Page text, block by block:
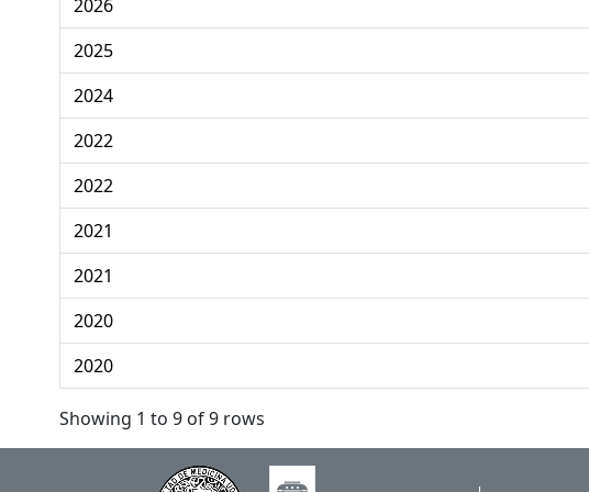
2026
2025
2024
2022
2022
2021
2021
2020
2020
Showing 1 to 9 of 9 rows